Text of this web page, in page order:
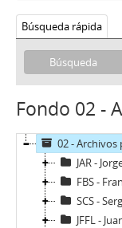
Búsqueda rápida
Fondo 02 -
02 - Archivos
JAR -
FBS -
SCS -
JFFL -